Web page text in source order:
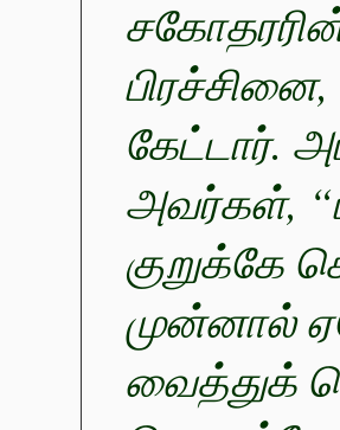
கேட்டார்.
அவர்கள்,
குறுக்கே
முன்னால்
வைத்துக்